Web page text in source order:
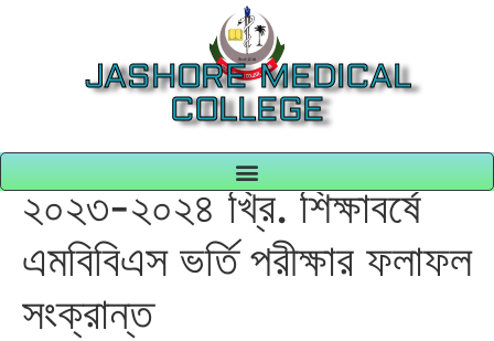
JASHORE MEDICAL
COLLEGE
২০২৩-২০২৪ খ্রি. শিক্ষাবর্ষে
এমবিবিএস ভর্তি পরীক্ষার ফলাফল
সংক্রান্ত